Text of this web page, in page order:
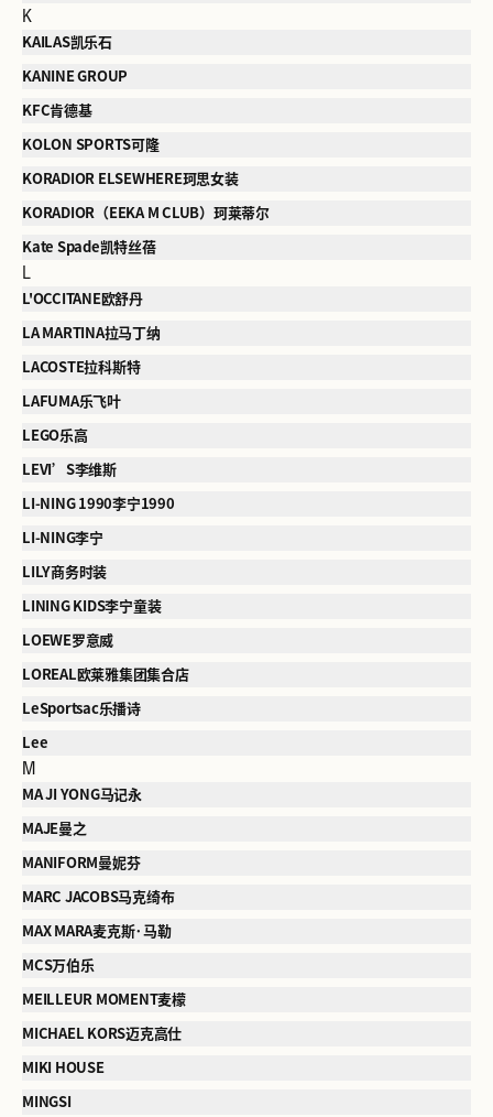
K
KAILAS凯乐石
KANINE GROUP
KFC肯德基
KOLON SPORTS可隆
KORADIOR ELSEWHERE珂思女装
KORADIOR（EEKA M CLUB）珂莱蒂尔
Kate Spade凯特丝蓓
L
L'OCCITANE欧舒丹
LA MARTINA拉马丁纳
LACOSTE拉科斯特
LAFUMA乐飞叶
LEGO乐高
LEVI’S李维斯
LI-NING 1990李宁1990
LI-NING李宁
LILY商务时装
LINING KIDS李宁童装
LOEWE罗意威
LOREAL欧莱雅集团集合店
LeSportsac乐播诗
Lee
M
MA JI YONG马记永
MAJE曼之
MANIFORM曼妮芬
MARC JACOBS马克绮布
MAX MARA麦克斯·马勒
MCS万伯乐
MEILLEUR MOMENT麦檬
MICHAEL KORS迈克高仕
MIKI HOUSE
MINGSI